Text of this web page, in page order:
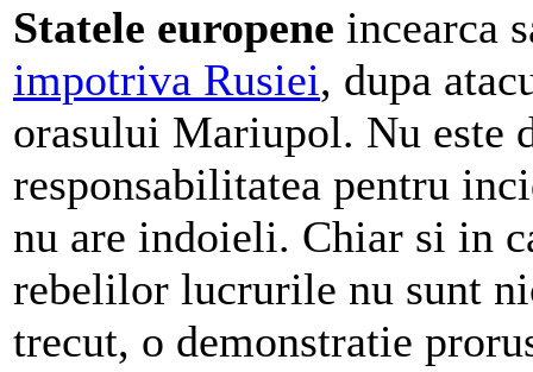
Statele europene incearca
impotriva Rusiei, dupa
orasului Mariupol. Nu este
responsabilitatea pentru
nu are indoieli. Chiar si in
rebelilor lucrurile nu sunt
trecut, o demonstratie